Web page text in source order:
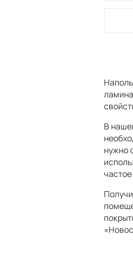
В
нужно